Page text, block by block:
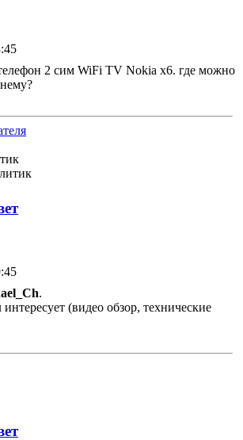
2 сим WiFi TV Nokia x6. где можно
.
(видео обзор, технические